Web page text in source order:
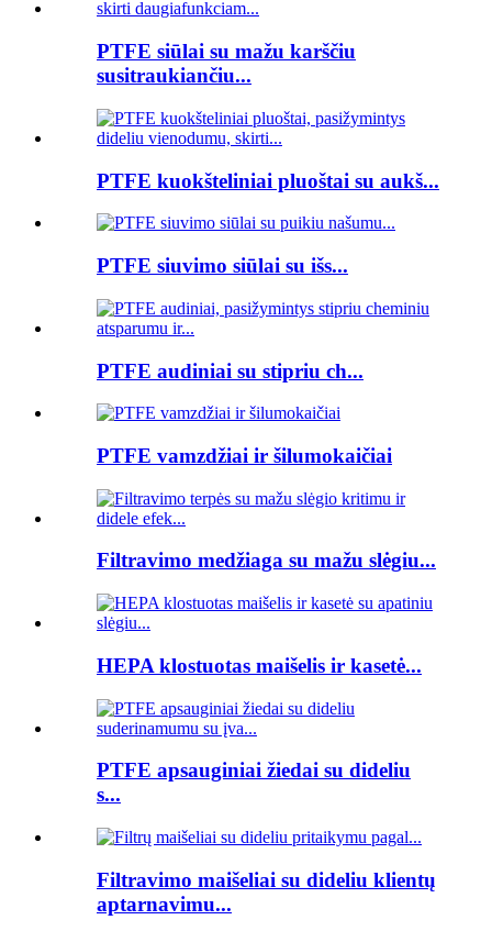
PTFE siūlai su mažu karščiu
susitraukiančiu...
PTFE kuokšteliniai pluoštai su aukš...
PTFE siuvimo siūlai su išs...
PTFE audiniai su stipriu ch...
PTFE vamzdžiai ir šilumokaičiai
Filtravimo medžiaga su mažu slėgiu...
HEPA klostuotas maišelis ir kasetė...
PTFE apsauginiai žiedai su dideliu
s...
Filtravimo maišeliai su dideliu klientų
aptarnavimu...